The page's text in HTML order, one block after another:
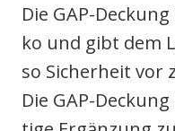
Die GAP-
ko und gibt dem
so Sicher­heit vor
Die GAP-